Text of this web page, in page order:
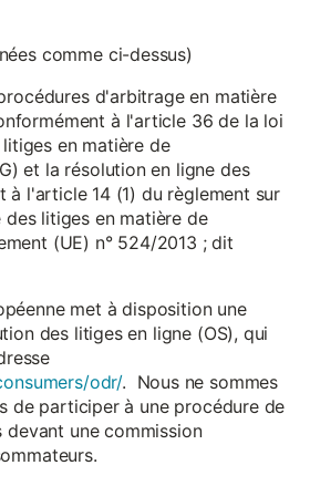
comme ci-dessus)
d'arbitrage en matière
à l'article 36 de la loi
en matière de
et la résolution en ligne des
à l'article 14 (1) du règlement sur
litiges en matière de
(UE) n° 524/2013 ; dit
met à disposition une
des litiges en ligne (OS), qui
odr/. Nous ne sommes
de participer à une procédure de
une commission